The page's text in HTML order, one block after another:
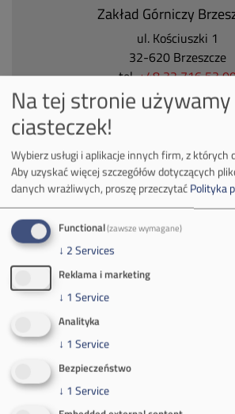
Zakład Górniczy
ul. Kościuszki 1
32-620 Brzeszcze
tel.+48 32 716 53
mail:media@pkw-
tel.:+48 32 618 56
(poniedziałek-piątek 7:00-
Spółka Południowy Koncern
Na tej stronie używamy
ciasteczek!
Wybierz usługi i aplikacje innych firm, z których
Aby uzyskać więcej szczegółów dotyczących
danych wrażliwych, proszę przeczytaćPolityka
Functional(zawsze wymagane)
↓ 2Services
Reklama i marketing
↓ 1 Service
Analityka
↓ 1 Service
Bezpieczeństwo
↓ 1 Service